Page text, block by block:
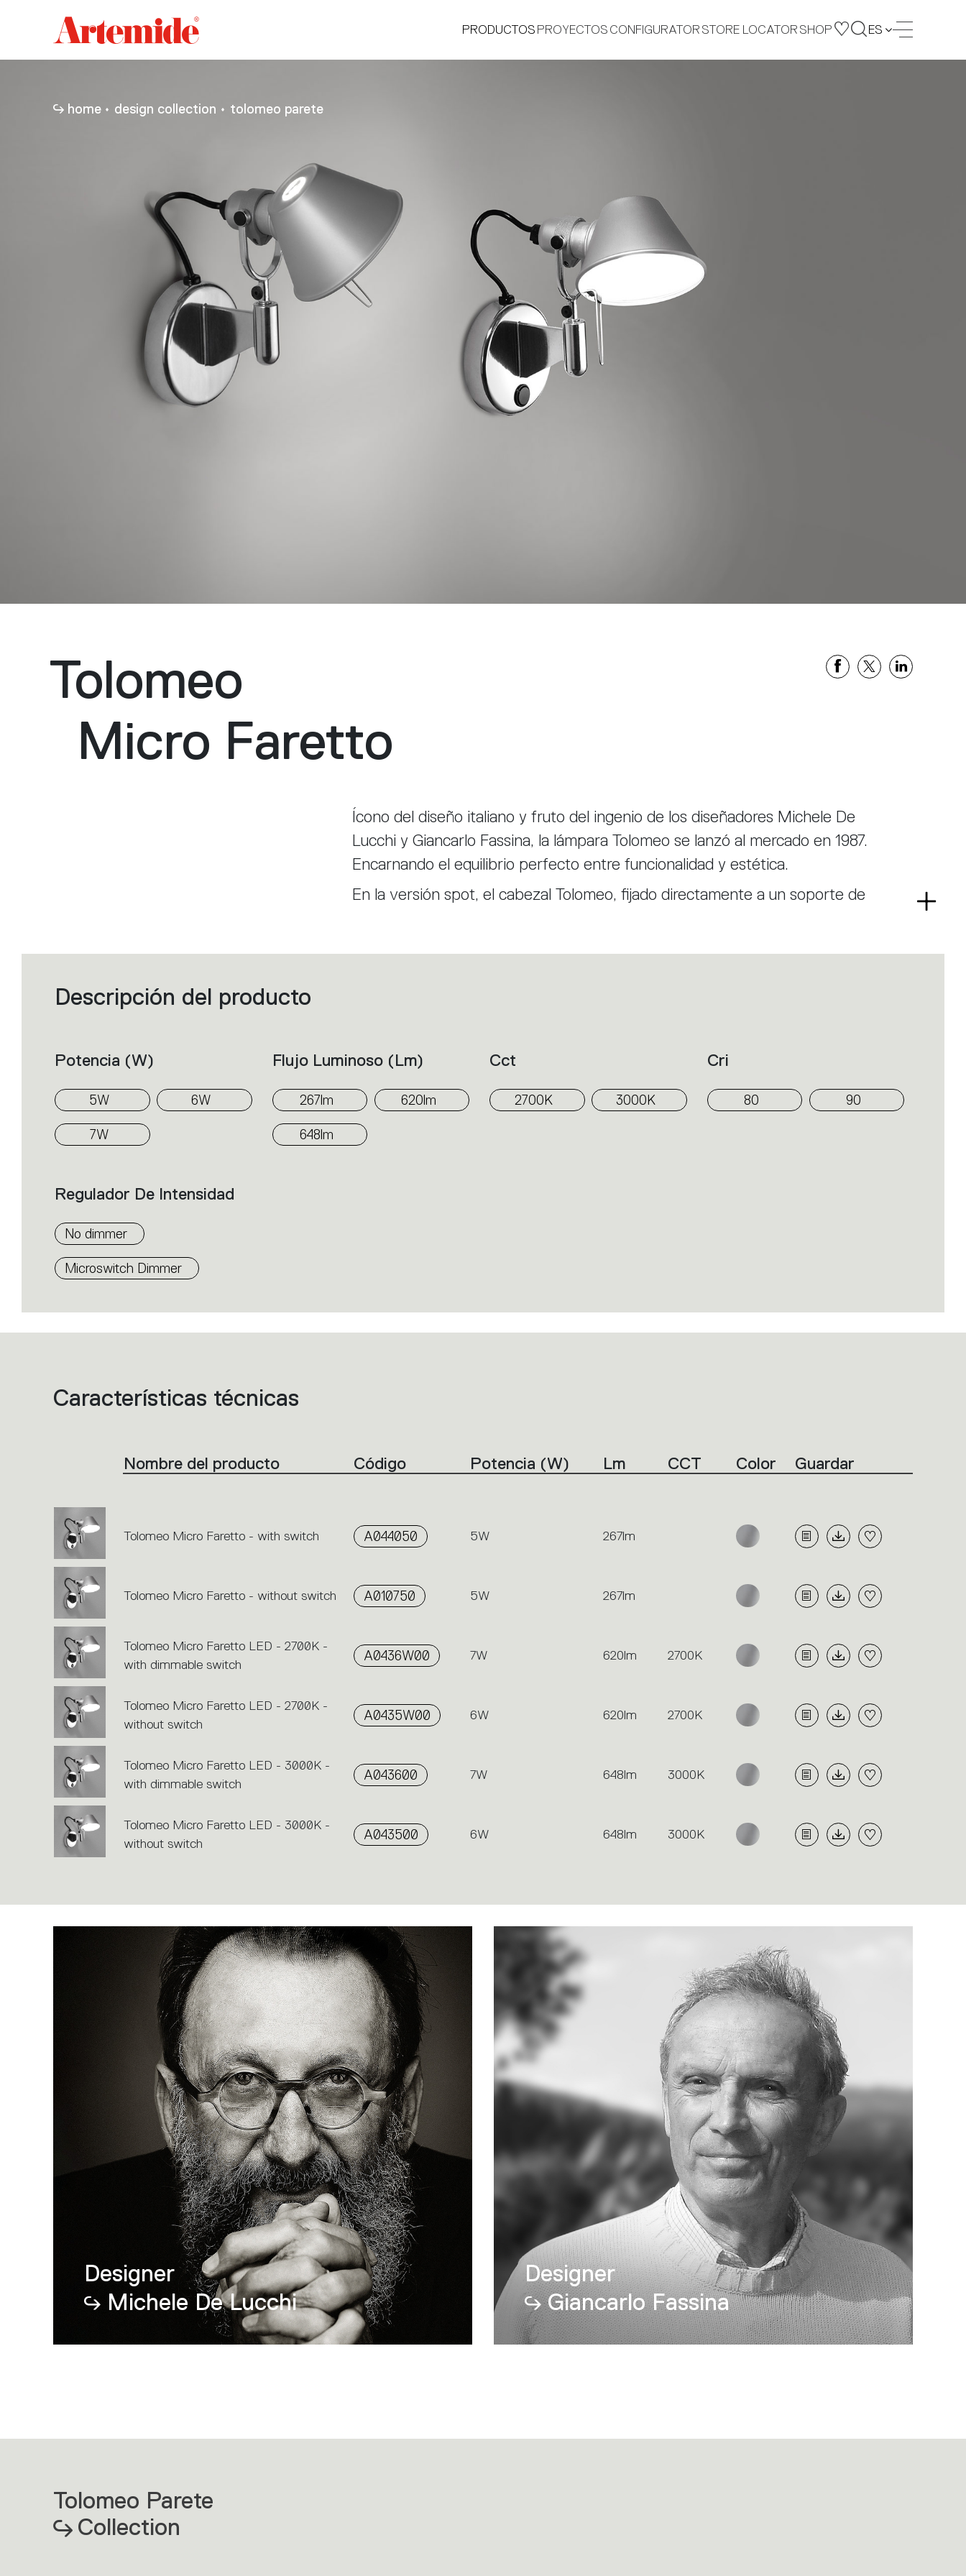
Artemide
home
PRODUCTOS PROYECTOS CONFIGURATOR STORE LOCATOR SHOP ES
home design collection tolomeo parete
Tolomeo
Micro Faretto
Ícono del diseño italiano y fruto del ingenio de los diseñadores Michele De
Lucchi y Giancarlo Fassina, la lámpara Tolomeo se lanzó al mercado en 1987.
Encarnando el equilibrio perfecto entre funcionalidad y estética.
En la versión spot, el cabezal Tolomeo, fijado directamente a un soporte de
Read
Filters
that
the
the
filters
to
the
desired
Descripción del producto
Potencia (w)
5W 6W
7W
Flujo Luminoso (lm)
267lm 620lm
648lm
Cct
2700K 3000K
Cri
80 90
Regulador De Intensidad
No dimmer
Microswitch Dimmer
List
of
action.
Características técnicas
Nombre del producto Código Potencia (W) Lm CCT Color Guardar
Tolomeo Micro Faretto - with switch A044050 5W 267lm
Tolomeo Micro Faretto - without switch A010750 5W 267lm
Tolomeo Micro Faretto LED - 2700K -
with dimmable switch
A0436W00 7W 620lm 2700K
Tolomeo Micro Faretto LED - 2700K -
without switch
A0435W00 6W 620lm 2700K
Tolomeo Micro Faretto LED - 3000K -
with dimmable switch
A043600 7W 648lm 3000K
Tolomeo Micro Faretto LED - 3000K -
without switch
A043500 6W 648lm 3000K
Designer
Michele De Lucchi
Designer
Giancarlo Fassina
Tolomeo Parete
Collection